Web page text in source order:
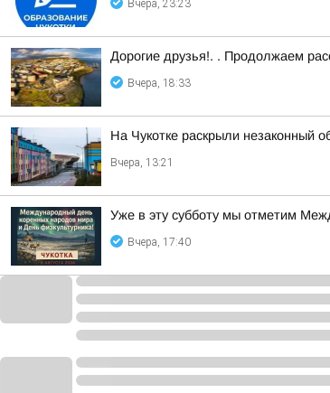
Вчера, 23:23
Дорогие друзья!. . Продолжаем
Вчера, 18:33
На Чукотке раскрыли незаконный
Вчера, 13:21
Уже в эту субботу мы отметим
Вчера, 17:40